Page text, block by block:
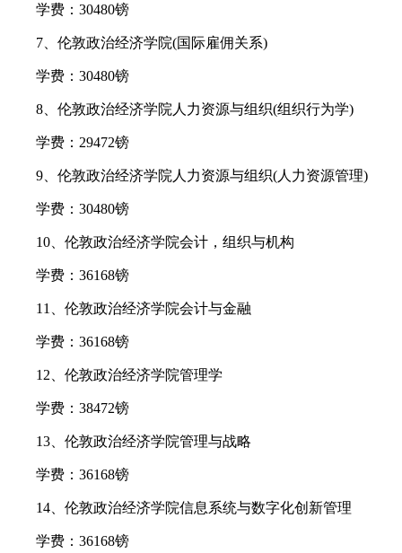
学费：30480镑
7、伦敦政治经济学院(国际雇佣关系)
学费：30480镑
8、伦敦政治经济学院人力资源与组织(组织行为学)
学费：29472镑
9、伦敦政治经济学院人力资源与组织(人力资源管理)
学费：30480镑
10、伦敦政治经济学院会计，组织与机构
学费：36168镑
11、伦敦政治经济学院会计与金融
学费：36168镑
12、伦敦政治经济学院管理学
学费：38472镑
13、伦敦政治经济学院管理与战略
学费：36168镑
14、伦敦政治经济学院信息系统与数字化创新管理
学费：36168镑